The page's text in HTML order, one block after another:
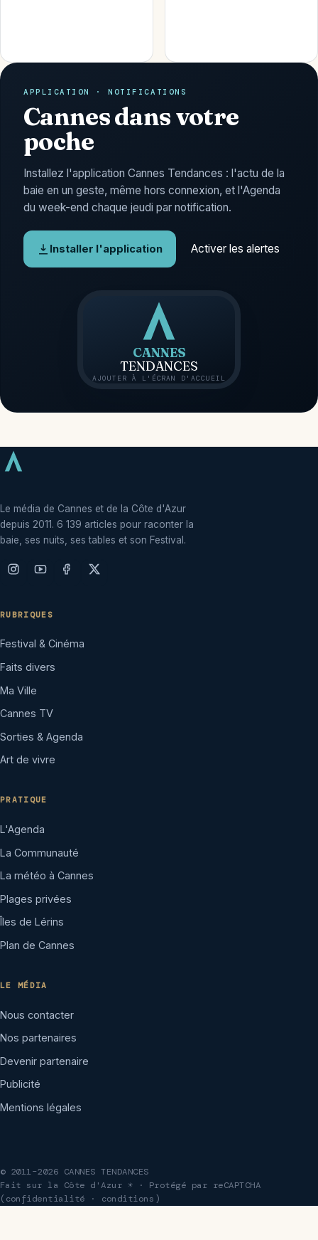
APPLICATION · NOTIFICATIONS
Cannes dans votre
poche
Installez l'application Cannes Tendances : l'actu de la
baie en un geste, même hors connexion, et l'Agenda
du week-end chaque jeudi par notification.
Installer l'application Activer les alertes
CANNES
TENDANCES
AJOUTER À L'ÉCRAN D'ACCUEIL
Le média de Cannes et de la Côte d'Azur
depuis 2011. 6 139 articles pour raconter la
baie, ses nuits, ses tables et son Festival.
RUBRIQUES
Festival & Cinéma
Faits divers
Ma Ville
Cannes TV
Sorties & Agenda
Art de vivre
PRATIQUE
L'Agenda
La Communauté
La météo à Cannes
Plages privées
Îles de Lérins
Plan de Cannes
LE MÉDIA
Nous contacter
Nos partenaires
Devenir partenaire
Publicité
Mentions légales
© 2011–2026 CANNES TENDANCES
Fait sur la Côte d'Azur ☀ · Protégé par reCAPTCHA
( confidentialité · conditions )